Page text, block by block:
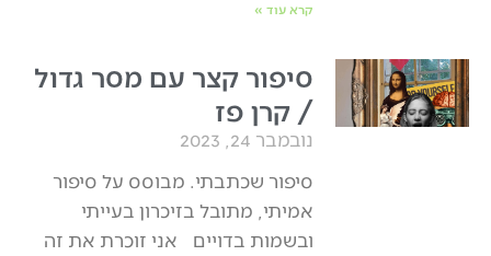
קרא עוד »
סיפור קצר עם מסר גדול
/ קרן פז
נובמבר 24, 2023
סיפור שכתבתי. מבוסס על סיפור
אמיתי, מתובל בזיכרון בעייתי
ובשמות בדויים אני זוכרת את זה